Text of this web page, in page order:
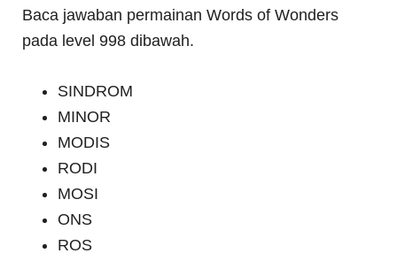
Baca jawaban permainan Words of Wonders
pada level 998 dibawah.
SINDROM
MINOR
MODIS
RODI
MOSI
ONS
ROS